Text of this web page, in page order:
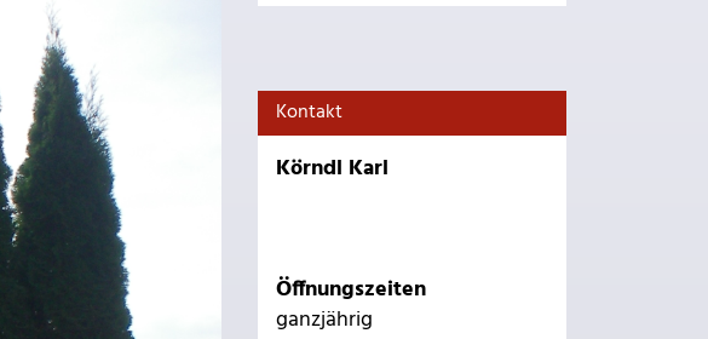
Kontakt
Körndl Karl
Öffnungszeiten
ganzjährig